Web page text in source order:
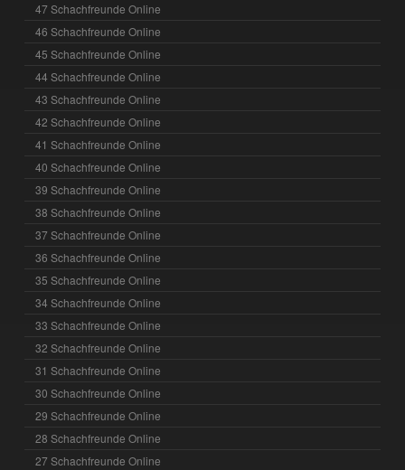
47 Schachfreunde Online
46 Schachfreunde Online
45 Schachfreunde Online
44 Schachfreunde Online
43 Schachfreunde Online
42 Schachfreunde Online
41 Schachfreunde Online
40 Schachfreunde Online
39 Schachfreunde Online
38 Schachfreunde Online
37 Schachfreunde Online
36 Schachfreunde Online
35 Schachfreunde Online
34 Schachfreunde Online
33 Schachfreunde Online
32 Schachfreunde Online
31 Schachfreunde Online
30 Schachfreunde Online
29 Schachfreunde Online
28 Schachfreunde Online
27 Schachfreunde Online